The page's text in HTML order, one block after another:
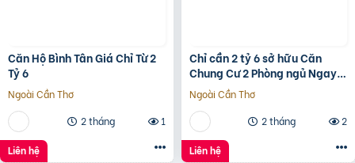
Căn Hộ Bình Tân Giá Chỉ Từ 2
Tỷ 6
Ngoài Cần Thơ
2 tháng
1
Liên hệ
Chỉ cần 2 tỷ 6 sở hữu Căn
Chung Cư 2 Phòng ngủ Ngay
Bình Tân gần Aeon Tân Phú
Ngoài Cần Thơ
2 tháng
2
Liên hệ